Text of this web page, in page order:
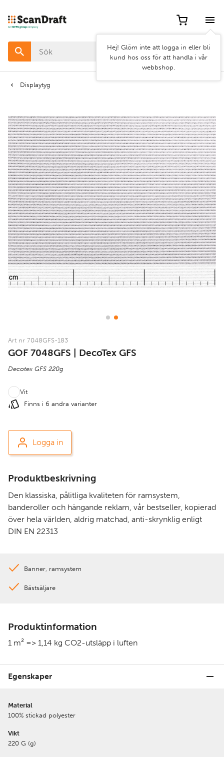
Hej! Glöm inte att logga in eller bli
kund hos oss för att handla i vår
webbshop.
Displaytyg
Art nr 7048GFS-183
GOF 7048GFS | DecoTex GFS
Decotex GFS 220g
Vit
Finns i 6 andra varianter
Logga in
Produktbeskrivning
Den klassiska, pålitliga kvaliteten för ramsystem,
banderoller och hängande reklam, vår bestseller, kopierad
över hela världen, aldrig matchad, anti-skrynklig enligt
DIN EN 22313
Banner, ramsystem
Bästsäljare
Produktinformation
1 m² => 1,14 kg CO2-utsläpp i luften
Egenskaper
Material
100% stickad polyester
Vikt
220 G (g)
Filter
Färg
filter
Använd
filter